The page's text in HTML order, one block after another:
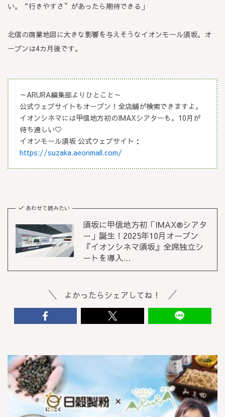
い。“行きやすさ”があったら期待できる」
北信の商業地図に大きな影響を与えそうなイオンモール須坂。オ
ープンは4カ月後です。
～ARURA編集部よりひとこと～
公式ウェブサイトもオープン！全店舗が検索できますよ。
イオンシネマには甲信地方初のIMAXシアターも。10月が
待ち遠しい♡
イオンモール須坂 公式ウェブサイト：
https://suzaka.aeonmall.com/
あわせて読みたい
須坂に甲信地方初「IMAX®シアタ
ー」誕生！2025年10月オープン
『イオンシネマ須坂』全席独立シ
ートを導入...
よかったらシェアしてね！